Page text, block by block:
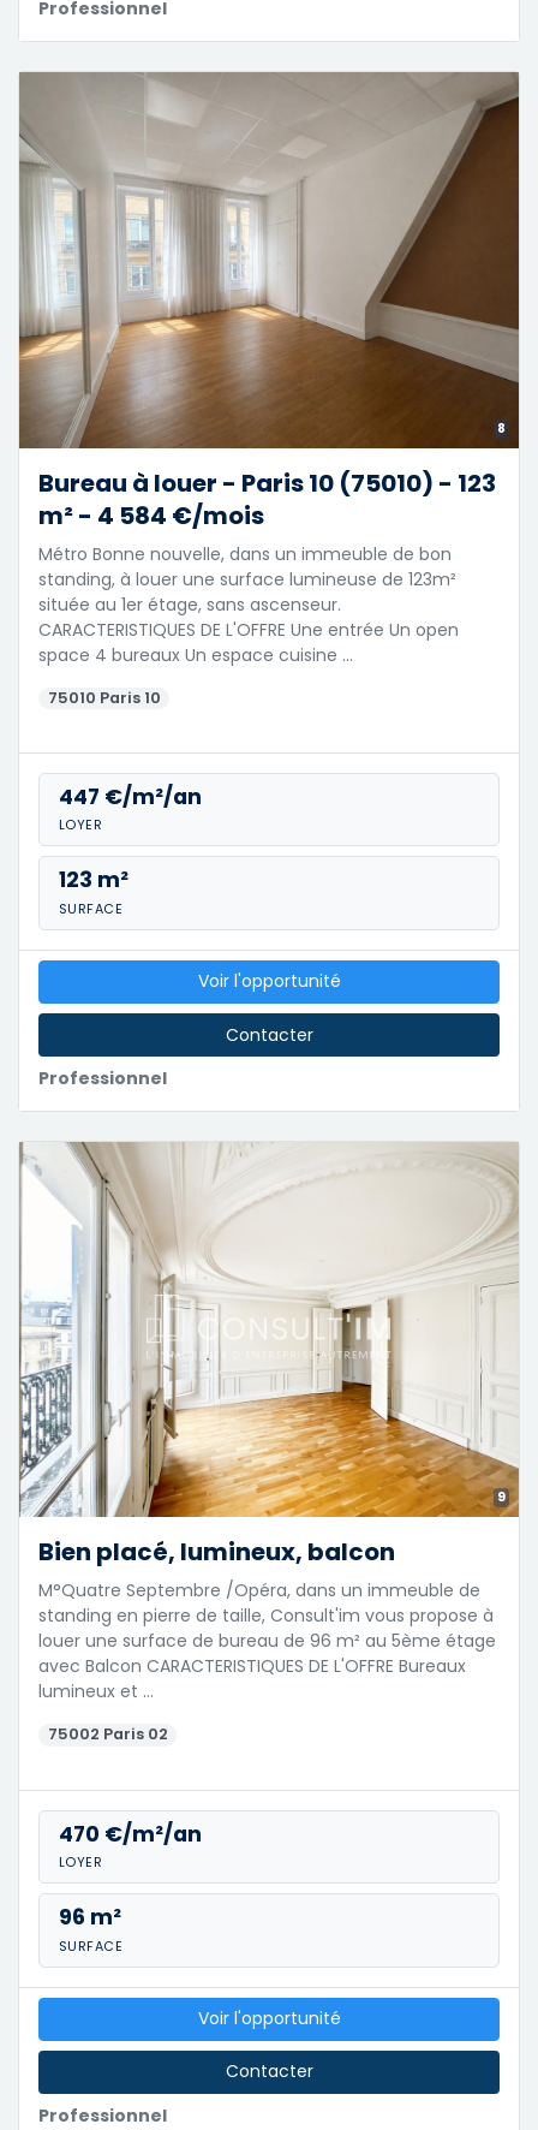
Professionnel
8
Bureau à louer - Paris 10 (75010) - 123
m² - 4 584 €/mois
Métro Bonne nouvelle, dans un immeuble de bon
standing, à louer une surface lumineuse de 123m²
située au 1er étage, sans ascenseur.
CARACTERISTIQUES DE L'OFFRE Une entrée Un open
space 4 bureaux Un espace cuisine …
75010 Paris 10
447 €/m²/an
LOYER
123 m²
SURFACE
Professionnel
Voir l'opportunité
Contacter
9
Bien placé, lumineux, balcon
M°Quatre Septembre /Opéra, dans un immeuble de
standing en pierre de taille, Consult'im vous propose à
louer une surface de bureau de 96 m² au 5ème étage
avec Balcon CARACTERISTIQUES DE L'OFFRE Bureaux
lumineux et …
75002 Paris 02
470 €/m²/an
LOYER
96 m²
SURFACE
Professionnel
Voir l'opportunité
Contacter